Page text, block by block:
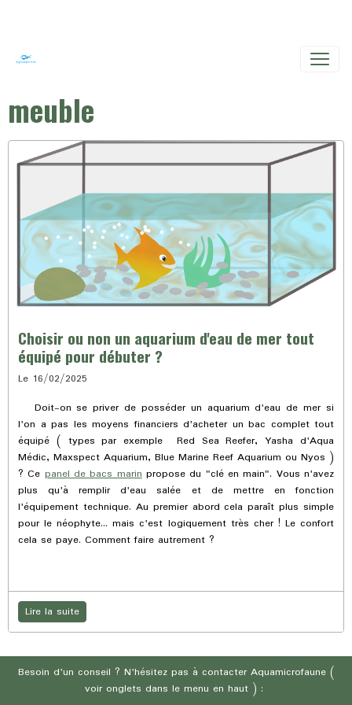
meuble
Choisir ou non un aquarium d'eau de mer tout
équipé pour débuter ?
Le 16/02/2025
Doit-on se priver de posséder un aquarium d'eau de mer si
l'on a pas les moyens financiers d'acheter un bac complet tout
équipé ( types par exemple Red Sea Reefer, Yasha d'Aqua
Médic, Maxspect Aquarium, Blue Marine Reef Aquarium ou Nyos )
? Ce panel de bacs marinpropose du "clé en main". Vous n'avez
plus qu'à remplir d'eau salée et de mettre en fonction
l'équipement technique. Au premier abord cela paraît plus simple
pour le néophyte... mais c'est logiquement très cher ! Le confort
cela se paye. Comment faire autrement ?
Lire la suite
Besoin d'un conseil ? N'hésitez pas à contacter Aquamicrofaune (
voir onglets dans le menu en haut ) :